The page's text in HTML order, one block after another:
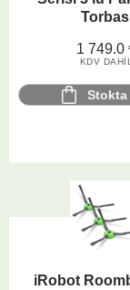
1 749.0
KDV DAHIL
Stokta
iRobot